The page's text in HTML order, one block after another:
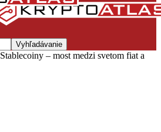
Stablecoiny – most medzi svetom fiat a